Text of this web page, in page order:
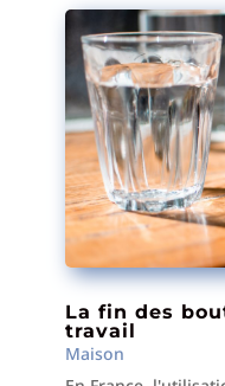
La fin des
travail
Maison